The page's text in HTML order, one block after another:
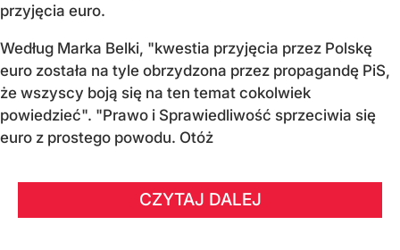
przyjęcia euro.
Według Marka Belki, "kwestia przyjęcia przez Polskę
euro została na tyle obrzydzona przez propagandę PiS,
że wszyscy boją się na ten temat cokolwiek
powiedzieć". "Prawo i Sprawiedliwość sprzeciwia się
euro z prostego powodu. Otóż
CZYTAJ DALEJ